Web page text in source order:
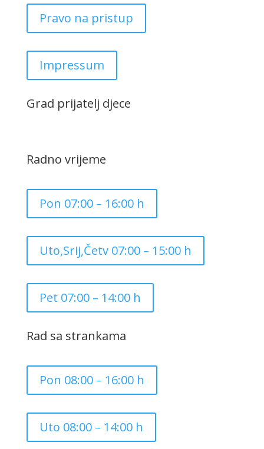
Pravo na pristup
Impressum
Grad prijatelj djece
Radno vrijeme
Pon 07:00 – 16:00 h
Uto,Srij,Četv 07:00 – 15:00 h
Pet 07:00 – 14:00 h
Rad sa strankama
Pon 08:00 – 16:00 h
Uto 08:00 – 14:00 h